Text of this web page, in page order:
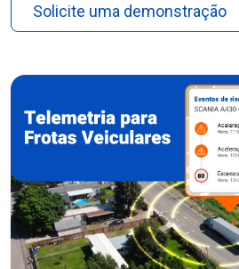
Solicite uma demonstração